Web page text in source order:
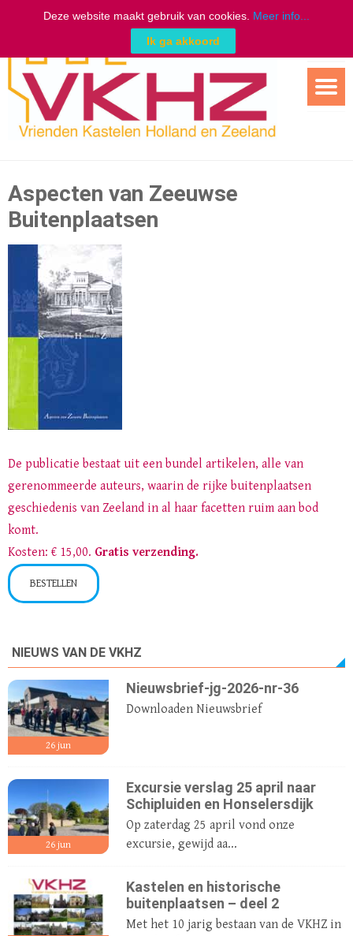
de
inhoud
Aspecten van Zeeuwse
Buitenplaatsen
De publicatie bestaat uit een bundel artikelen, alle van
gerenommeerde auteurs, waarin de rijke buitenplaatsen
geschiedenis van Zeeland in al haar facetten ruim aan bod
komt.
Kosten: € 15,00. Gratis verzending.
BESTELLEN
NIEUWS VAN DE VKHZ
26 jun
Nieuwsbrief-jg-2026-nr-36
Downloaden Nieuwsbrief
26 jun
Excursie verslag 25 april naar
Schipluiden en Honselersdijk
Op zaterdag 25 april vond onze
excursie, gewijd aa...
Kastelen en historische
buitenplaatsen – deel 2
Met het 10 jarig bestaan van de VKHZ in
Deze website maakt gebruik van cookies. Meer info...
Ik ga akkoord